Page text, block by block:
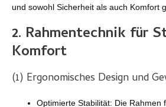
und sowohl Sicherheit als auch Komfort
2. Rahmentechnik für
Komfort
(1) Ergonomisches Design und
Optimierte Stabilität: Die Rahmen